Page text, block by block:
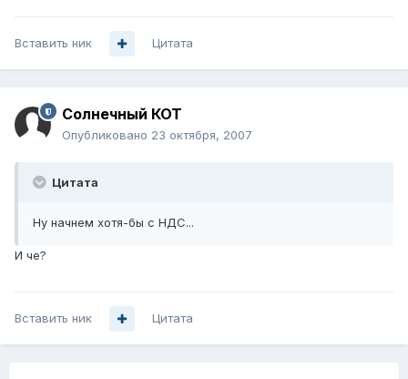
Вставить ник Цитата
Солнечный КОТ
Опубликовано 23 октября, 2007
Цитата
Ну начнем хотя-бы с НДС...
И че?
Вставить ник Цитата